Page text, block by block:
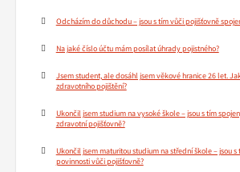
Odcházím do důchodu – jsou s tím vůči pojišťovně
Na jaké číslo účtu mám posílat úhrady pojistného?
Jsem student, ale dosáhl jsem věkové hranice 26 let.
zdravotního pojištění?
Ukončil jsem studium na vysoké škole – jsou s tím
zdravotní pojišťovně?
Ukončil jsem maturitou studium na střední škole – jsou s
povinnosti vůči pojišťovně?